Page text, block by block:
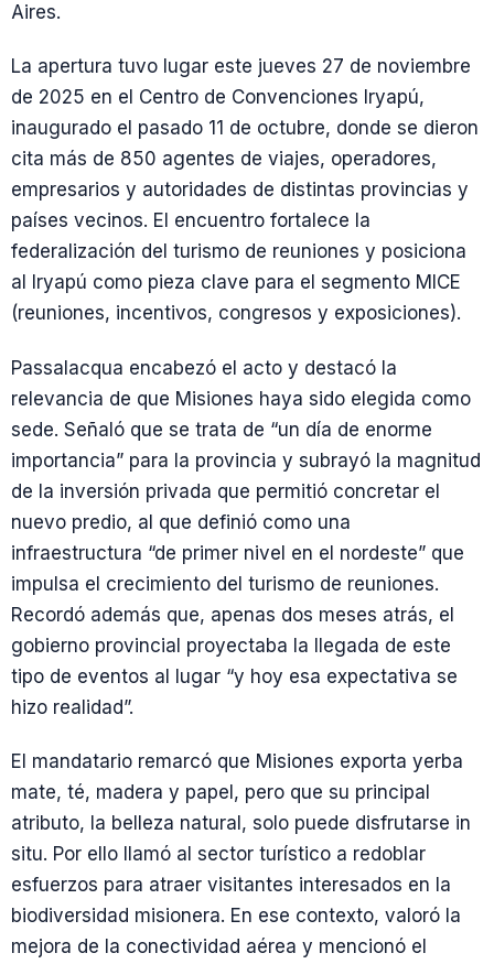
Aires.
La apertura tuvo lugar este jueves 27 de noviembre
de 2025 en el Centro de Convenciones Iryapú,
inaugurado el pasado 11 de octubre, donde se dieron
cita más de 850 agentes de viajes, operadores,
empresarios y autoridades de distintas provincias y
países vecinos. El encuentro fortalece la
federalización del turismo de reuniones y posiciona
al Iryapú como pieza clave para el segmento MICE
(reuniones, incentivos, congresos y exposiciones).
Passalacqua encabezó el acto y destacó la
relevancia de que Misiones haya sido elegida como
sede. Señaló que se trata de “un día de enorme
importancia” para la provincia y subrayó la magnitud
de la inversión privada que permitió concretar el
nuevo predio, al que definió como una
infraestructura “de primer nivel en el nordeste” que
impulsa el crecimiento del turismo de reuniones.
Recordó además que, apenas dos meses atrás, el
gobierno provincial proyectaba la llegada de este
tipo de eventos al lugar “y hoy esa expectativa se
hizo realidad”.
El mandatario remarcó que Misiones exporta yerba
mate, té, madera y papel, pero que su principal
atributo, la belleza natural, solo puede disfrutarse in
situ. Por ello llamó al sector turístico a redoblar
esfuerzos para atraer visitantes interesados en la
biodiversidad misionera. En ese contexto, valoró la
mejora de la conectividad aérea y mencionó el